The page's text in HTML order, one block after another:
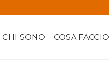
CHI SONO COSA FACCIO